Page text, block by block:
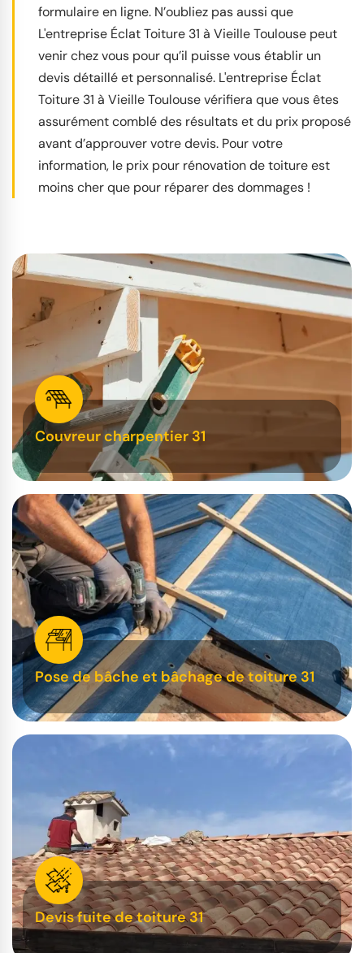
formulaire en ligne. N’oubliez pas aussi que
L'entreprise Éclat Toiture 31 à Vieille Toulouse peut
venir chez vous pour qu’il puisse vous établir un
devis détaillé et personnalisé. L'entreprise Éclat
Toiture 31 à Vieille Toulouse vérifiera que vous êtes
assurément comblé des résultats et du prix proposé
avant d’approuver votre devis. Pour votre
information, le prix pour rénovation de toiture est
moins cher que pour réparer des dommages !
Couvreur charpentier 31
Pose de bâche et bâchage de toiture 31
Devis fuite de toiture 31